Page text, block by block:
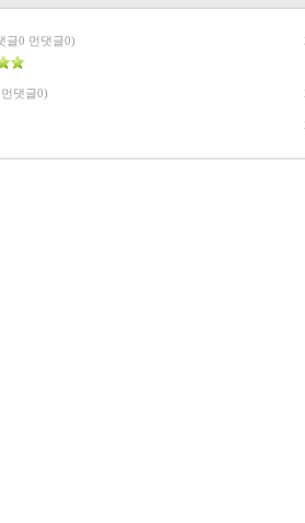
글0 먼댓글0)
댓글0)